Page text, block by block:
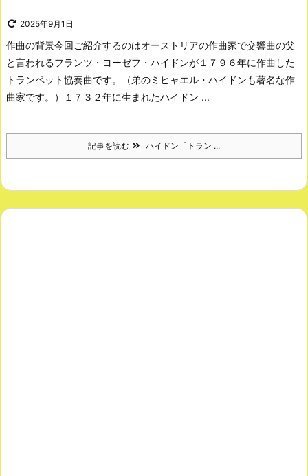
2025年9月1日
作曲の背景今回ご紹介するのはオーストリアの作曲家で交響曲の父
と言われるフランツ・ヨーゼフ・ハイドンが１７９６年に作曲した
トランペット協奏曲です。（弟のミヒャエル・ハイドンも著名な作
曲家です。）
１７３２年に生まれたハイドン ...
記事を読む ハイドン「トラン ...